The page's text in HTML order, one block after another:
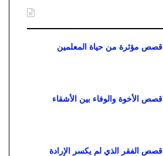
قصص مؤثرة من حياة المعلمين
قصص الأخوة والوفاء بين الأشقاء
قصص الفقر الذي لم يكسر الإرادة